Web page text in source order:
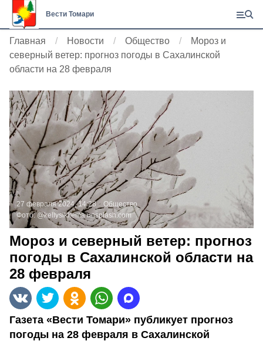
Вести Томари
Главная Новости Общество
Мороз и
северный ветер: прогноз погоды в Сахалинской
области на 28 февраля
27 февраля 2024, 14:28
Общество
Фото: @kellysikkema unsplash.com
Мороз и северный ветер: прогноз
погоды в Сахалинской области на
28 февраля
Газета «Вести Томари» публикует прогноз
погоды на 28 февраля в Сахалинской